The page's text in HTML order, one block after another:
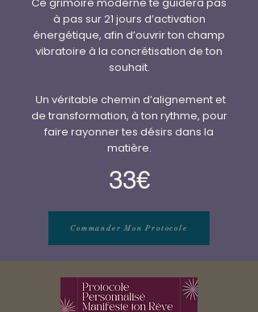
à pas sur 21 jours d’activation
énergétique, afin d’ouvrir ton champ
vibratoire à la concrétisation de ton
souhait.
Un véritable chemin d’alignement et
de transformation, à ton rythme, pour
faire rayonner tes désirs dans la
matière.
33€
Commander Mon Protocole